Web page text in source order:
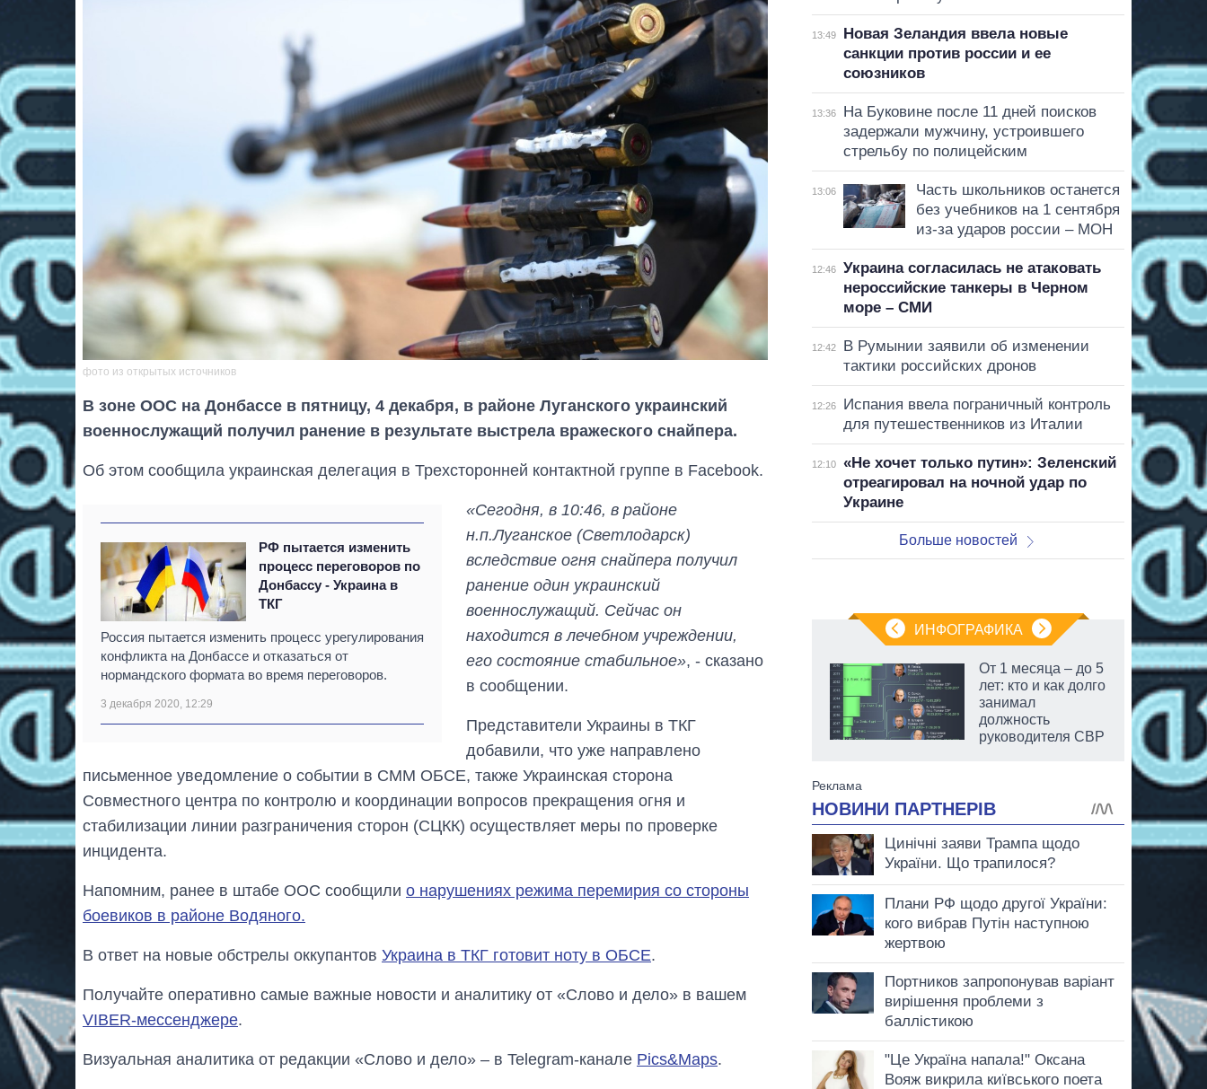
фото из открытых источников
В зоне ООС на Донбассе в пятницу, 4 декабря, в районе Луганского украинский
военнослужащий получил ранение в результате выстрела вражеского снайпера.
Об этом сообщила украинская делегация в Трехсторонней контактной группе в Facebook.
РФ пытается изменить
процесс переговоров по
Донбассу - Украина в
ТКГ
Россия пытается изменить процесс урегулирования
конфликта на Донбассе и отказаться от
нормандского формата во время переговоров.
3 декабря 2020, 12:29
«Сегодня, в 10:46, в районе
н.п.Луганское (Светлодарск)
вследствие огня снайпера получил
ранение один украинский
военнослужащий. Сейчас он
находится в лечебном учреждении,
его состояние стабильное», - сказано
в сообщении.
Представители Украины в ТКГ
добавили, что уже направлено
письменное уведомление о событии в СММ ОБСЕ, также Украинская сторона
Совместного центра по контролю и координации вопросов прекращения огня и
стабилизации линии разграничения сторон (СЦКК) осуществляет меры по проверке
инцидента.
Напомним, ранее в штабе ООС сообщили о нарушениях режима перемирия со стороны
боевиков в районе Водяного.
В ответ на новые обстрелы оккупантов Украина в ТКГ готовит ноту в ОБСЕ.
Получайте оперативно самые важные новости и аналитику от «Слово и дело» в вашем
VIBER-мессенджере.
Визуальная аналитика от редакции «Слово и дело» – в Telegram-канале Pics&Maps.
13:49
Новая Зеландия ввела новые
санкции против россии и ее
союзников
13:36
На Буковине после 11 дней поисков
задержали мужчину, устроившего
стрельбу по полицейским
13:06
Часть школьников останется
без учебников на 1 сентября
из-за ударов россии – МОН
12:46
Украина согласилась не атаковать
нероссийские танкеры в Черном
море – СМИ
12:42
В Румынии заявили об изменении
тактики российских дронов
12:26
Испания ввела пограничный контроль
для путешественников из Италии
12:10
«Не хочет только путин»: Зеленский
отреагировал на ночной удар по
Украине
Больше новостей
ИНФОГРАФИКА
Как за 10 лет
поступающих в
магистратуру и
аспирантуру
От 1 месяца – до 5
лет: кто и как долго
занимал
должность
руководителя СВР